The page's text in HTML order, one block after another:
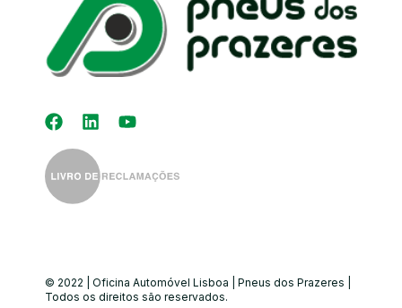
© 2022 | Oficina Automóvel Lisboa | Pneus dos Prazeres |
Todos os direitos são reservados.
Kit Distribuição
Diagnóstico